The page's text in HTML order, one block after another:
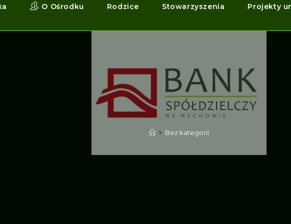
O Ośrodku Rodzice Stowarzyszenia Projekty
> Bez kategorii